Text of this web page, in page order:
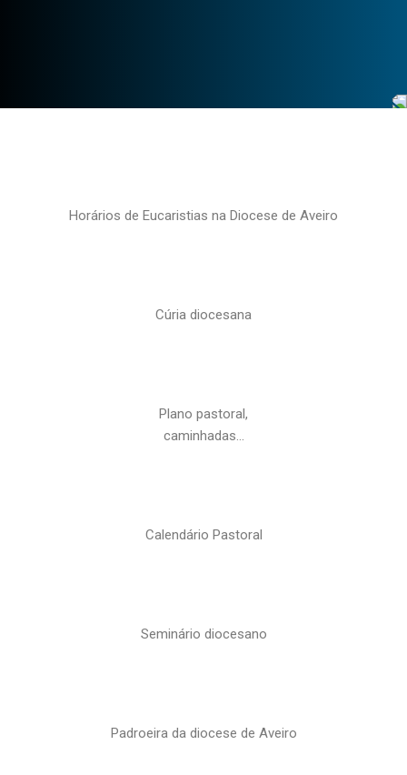
Horários de Eucaristias na Diocese de Aveiro
Cúria diocesana
Plano pastoral,
caminhadas…
Calendário Pastoral
Seminário diocesano
Padroeira da diocese de Aveiro